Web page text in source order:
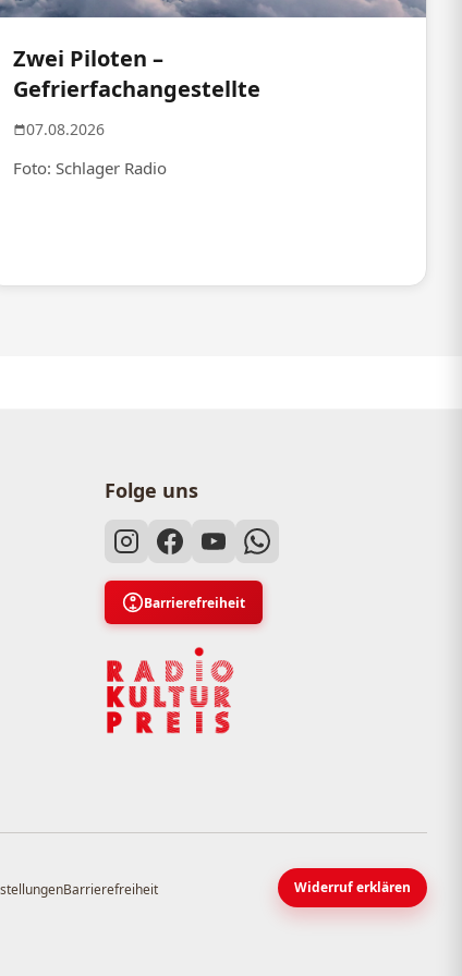
Zwei Piloten –
Gefrierfachangestellte
07.08.2026
Foto: Schlager Radio
Folge uns
Barrierefreiheit
Barrierefreiheit Widerruf erklären